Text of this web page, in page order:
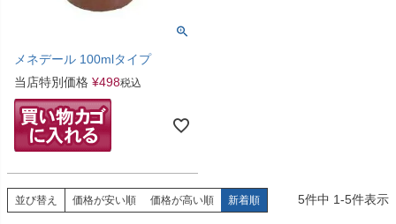
メネデール 100mlタイプ
当店特別価格 ¥498税込
並び替え 価格が安い順 価格が高い順 新着順 5件中 1-5件表示